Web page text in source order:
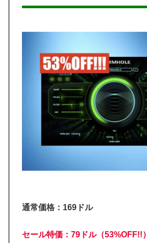
通常価格：169ドル
セール特価：79ドル（53%OFF!!）